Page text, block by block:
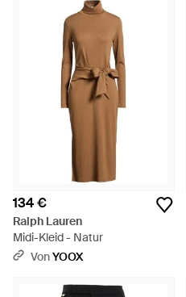
134 €
Ralph Lauren
Midi-Kleid - Natur
VonYOOX